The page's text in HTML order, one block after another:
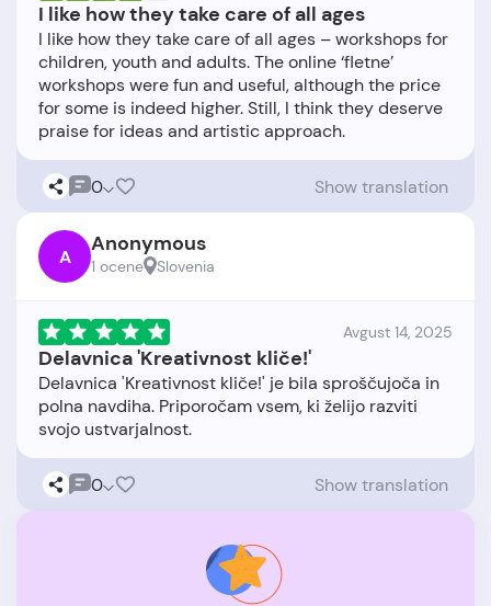
I like how they take care of all ages
I like how they take care of all ages – workshops for
children, youth and adults. The online ‘fletne’
workshops were fun and useful, although the price
for some is indeed higher. Still, I think they deserve
0 Show translation
A Anonymous
1 ocene Slovenia
Avgust 14, 2025
Delavnica 'Kreativnost kliče!'
Delavnica 'Kreativnost kliče!' je bila sproščujoča in
polna navdiha. Priporočam vsem, ki želijo razviti
0 Show translation